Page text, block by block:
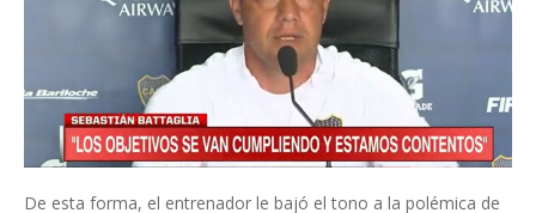
De esta forma, el entrenador le bajó el tono a la polémica de